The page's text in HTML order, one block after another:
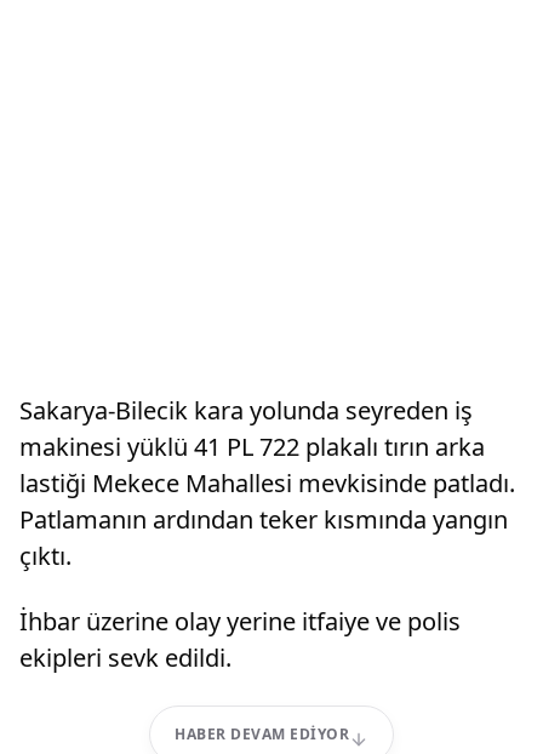
Sakarya-Bilecik kara yolunda seyreden iş
makinesi yüklü 41 PL 722 plakalı tırın arka
lastiği Mekece Mahallesi mevkisinde patladı.
Patlamanın ardından teker kısmında yangın
çıktı.
İhbar üzerine olay yerine itfaiye ve polis
ekipleri sevk edildi.
HABER DEVAM EDIYOR